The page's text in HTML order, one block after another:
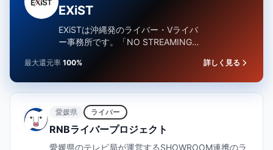
EXiST
EXiSTは沖縄発のライバー・Vライバ
ー事務所です。「NO STREAMING,
イタ…
最大還元率 100% 詳しく見る
愛媛県 ライバー
RNBライバープロジェクト
愛媛県のテレビ局が運営するSHOWROOM連携のラ